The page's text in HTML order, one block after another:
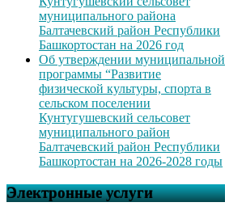
муниципального района
Балтачевский район Республики
Башкортостан на 2026 год
Об утверждении муниципальной
программы “Развитие
физической культуры, спорта в
сельском поселении
Кунтугушевский сельсовет
муниципального район
Балтачевский район Республики
Башкортостан на 2026-2028 годы
Электронные услуги